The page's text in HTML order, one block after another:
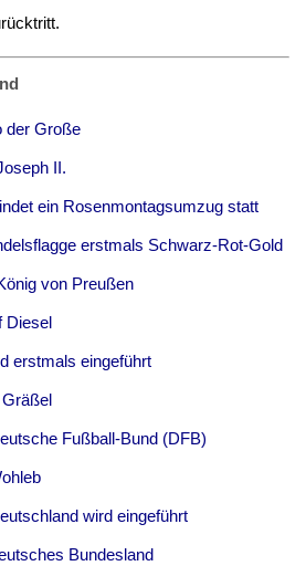
der Große
II.
ein Rosenmontagsumzug statt
erstmals Schwarz-Rot-Gold
von Preußen
Diesel
erstmals eingeführt
Fußball-Bund (DFB)
wird eingeführt
Bundesland